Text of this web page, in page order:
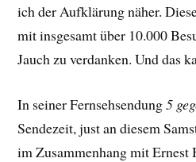
ich der Aufklärung näher.
mit insgesamt über 10.000
Jauch zu verdanken. Und das
In seiner Fernsehsendung5
Sendezeit, just an diesem
im Zusammenhang mit Ernest